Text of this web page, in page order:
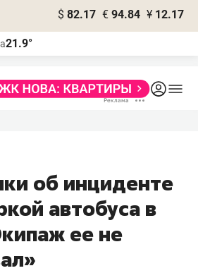
$ 82.17 € 94.84 ¥ 12.17
21.9°
об инциденте
автобуса в
ее не